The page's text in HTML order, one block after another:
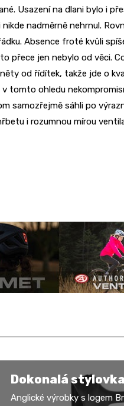
Usazení na dlani bylo i
nadměrně nehrnul.
Absence froté kvůli
přece jen nebylo od věci.
od řídítek, takže jde o
tomto ohledu
samozřejmě sáhli po
i rozumnou mírou
Dokonalá stylovka
Anglické výrobky s logem